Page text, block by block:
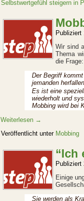
Selbstwertgefühl steigern in
Publiziert
Wir sind
Thema
die
Der Begriff
jemanden
Es ist eine
wiederholt und
Mobbing wird bei
Weiterlesen →
Veröffentlicht unter Mobbing
“Ich
Publiziert
Einige
Sie werden als